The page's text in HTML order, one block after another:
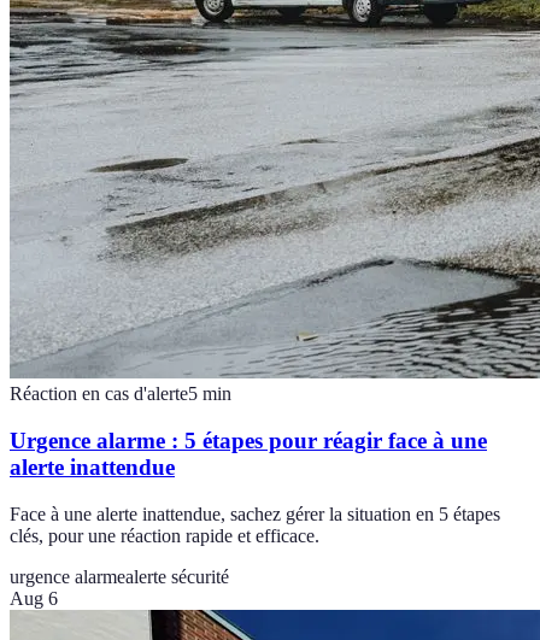
Réaction en cas d'alerte5 min
Urgence alarme : 5 étapes pour réagir face à une
alerte inattendue
Face à une alerte inattendue, sachez gérer la situation en 5 étapes
clés, pour une réaction rapide et efficace.
urgence alarmealerte sécurité
Aug 6